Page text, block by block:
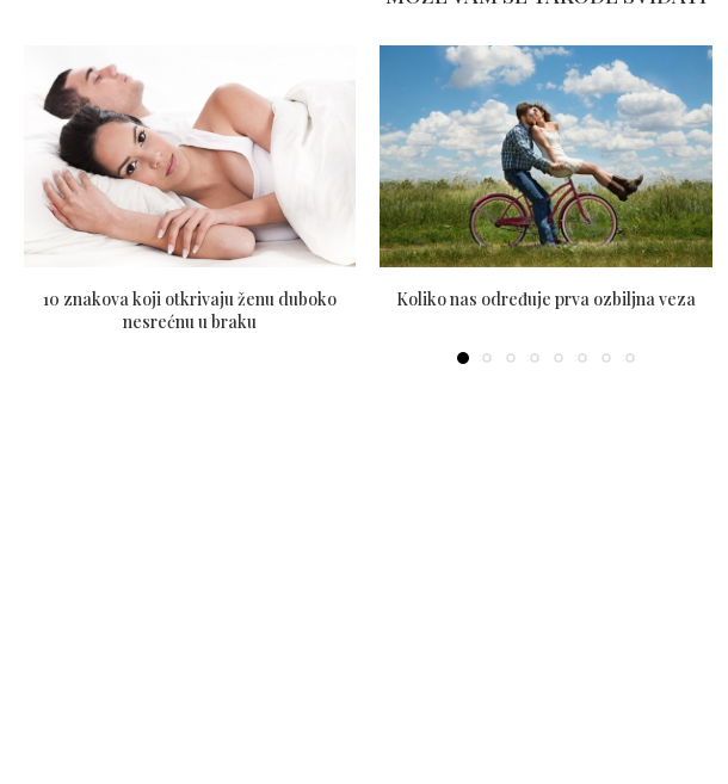
10 znakova koji otkrivaju ženu duboko
nesrećnu u braku
Koliko nas određuje prva ozbiljna veza